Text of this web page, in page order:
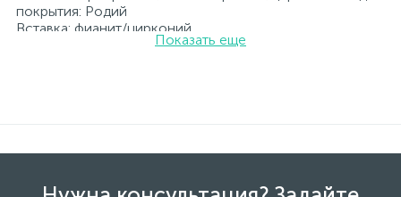
покрытия: Родий
Вставка: фианит/цирконий.
Родированные украшения дольше сохраняют свое
Показать еще